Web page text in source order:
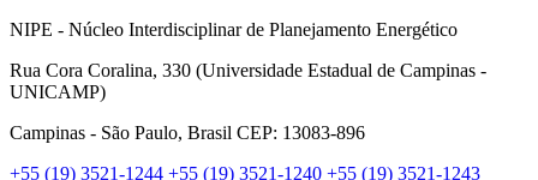
NIPE - Núcleo Interdisciplinar de Planejamento Energético
Rua Cora Coralina, 330 (Universidade Estadual de Campinas -
UNICAMP)
Campinas - São Paulo, Brasil CEP: 13083-896
+55 (19) 3521-1244 +55 (19) 3521-1240 +55 (19) 3521-1243